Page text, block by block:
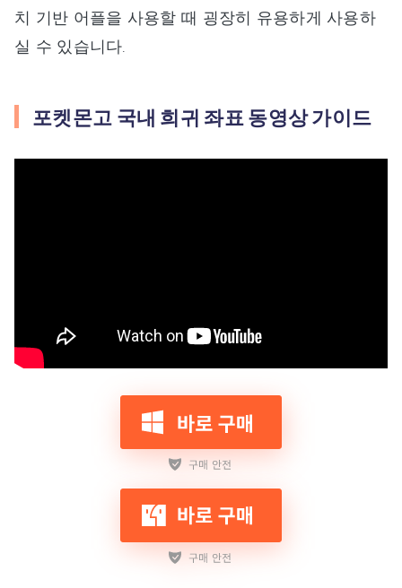
치 기반 어플을 사용할 때 굉장히 유용하게 사용하
실 수 있습니다.
포켓몬고 국내 희귀 좌표 동영상 가이드